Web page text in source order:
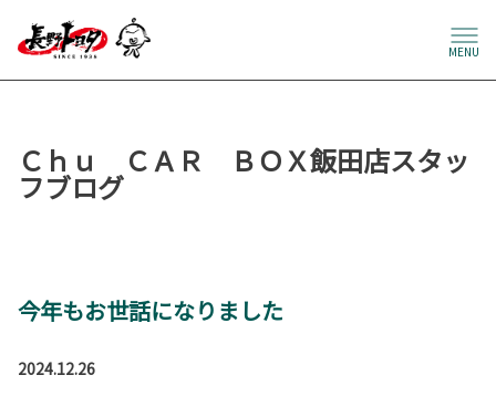
MENU
Ｃｈｕ ＣＡＲ ＢＯＸ飯田店スタッ
フブログ
今年もお世話になりました
2024.12.26